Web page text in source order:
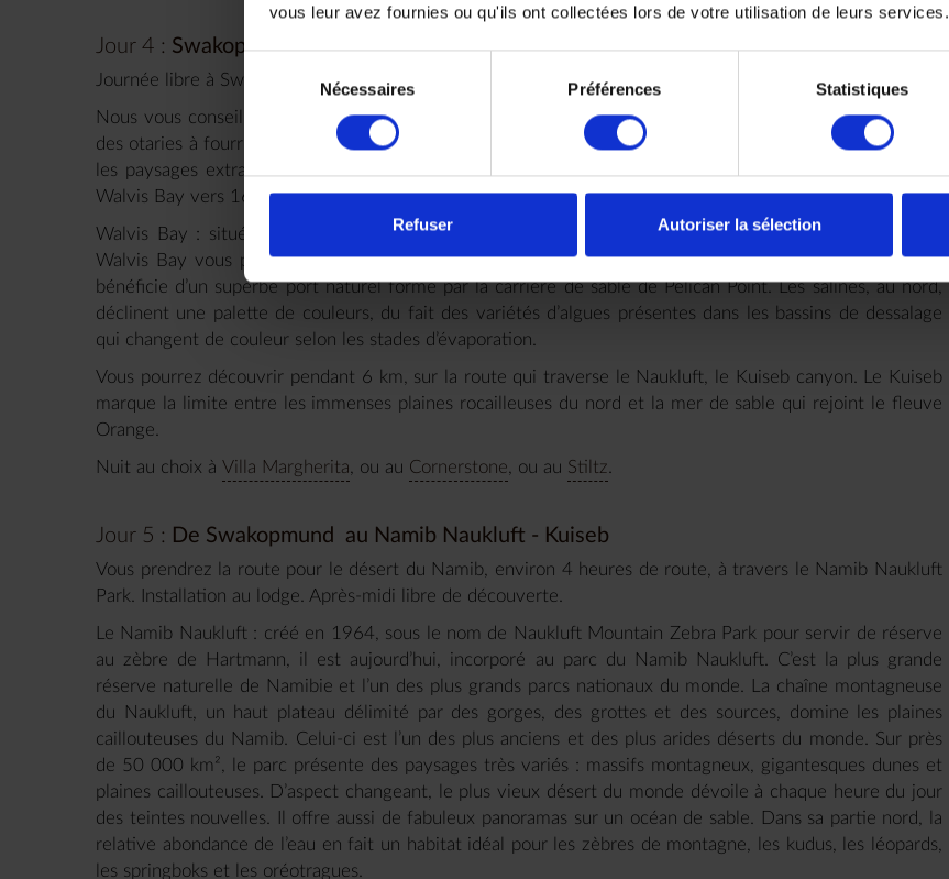
vous leur avez fournies ou qu'ils ont collectées lors de votre utilisation de leurs services.
consentement
Nécessaires Préférences Statistiques
Refuser Autoriser la sélection
Jour 4 : Swakopmund, la Moon Valley, Walvis Bay
Journée libre à Swakopmund et ses environs.
Nous vous conseillons de partir pour une matinée de croisière au large de Walvis Bay pour l’observation
des otaries à fourrures et des dauphins. Et l’après-midi la visite de Sandwich Harbor où vous découvrirez
les paysages extraordinaires de dunes et du lagon naturel qui rejoinent la mer. Vous serez de retour à
Walvis Bay vers 16h00.
Walvis Bay : située au sud de Swakopmund, le long des grandes dunes de sable, la petite station de
Walvis Bay vous permettra de découvrir une importante colonie de flamants roses. Cette ville côtière
bénéficie d’un superbe port naturel formé par la carrière de sable de Pelican Point. Les salines, au nord,
déclinent une palette de couleurs, du fait des variétés d’algues présentes dans les bassins de dessalage
qui changent de couleur selon les stades d’évaporation.
Vous pourrez découvrir pendant 6 km, sur la route qui traverse le Naukluft, le Kuiseb canyon. Le Kuiseb
marque la limite entre les immenses plaines rocailleuses du nord et la mer de sable qui rejoint le fleuve
Orange.
Nuit au choix à Villa Margherita , ou au Cornerstone , ou au Stiltz
Jour 5 : De Swakopmund au Namib Naukluft - Kuiseb
Vous prendrez la route pour le désert du Namib, environ 4 heures de route, à travers le Namib Naukluft
Park. Installation au lodge. Après-midi libre de découverte.
Le Namib Naukluft : créé en 1964, sous le nom de Naukluft Mountain Zebra Park pour servir de réserve
au zèbre de Hartmann, il est aujourd’hui, incorporé au parc du Namib Naukluft. C’est la plus grande
réserve naturelle de Namibie et l’un des plus grands parcs nationaux du monde. La chaîne montagneuse
du Naukluft, un haut plateau délimité par des gorges, des grottes et des sources, domine les plaines
caillouteuses du Namib. Celui-ci est l’un des plus anciens et des plus arides déserts du monde. Sur près
de 50 000 km², le parc présente des paysages très variés : massifs montagneux, gigantesques dunes et
plaines caillouteuses. D’aspect changeant, le plus vieux désert du monde dévoile à chaque heure du jour
des teintes nouvelles. Il offre aussi de fabuleux panoramas sur un océan de sable. Dans sa partie nord, la
relative abondance de l’eau en fait un habitat idéal pour les zèbres de montagne, les kudus, les léopards,
les springboks et les oréotragues.